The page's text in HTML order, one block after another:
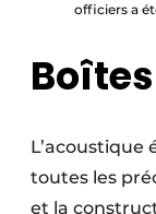
officiers a
toutes les
et la